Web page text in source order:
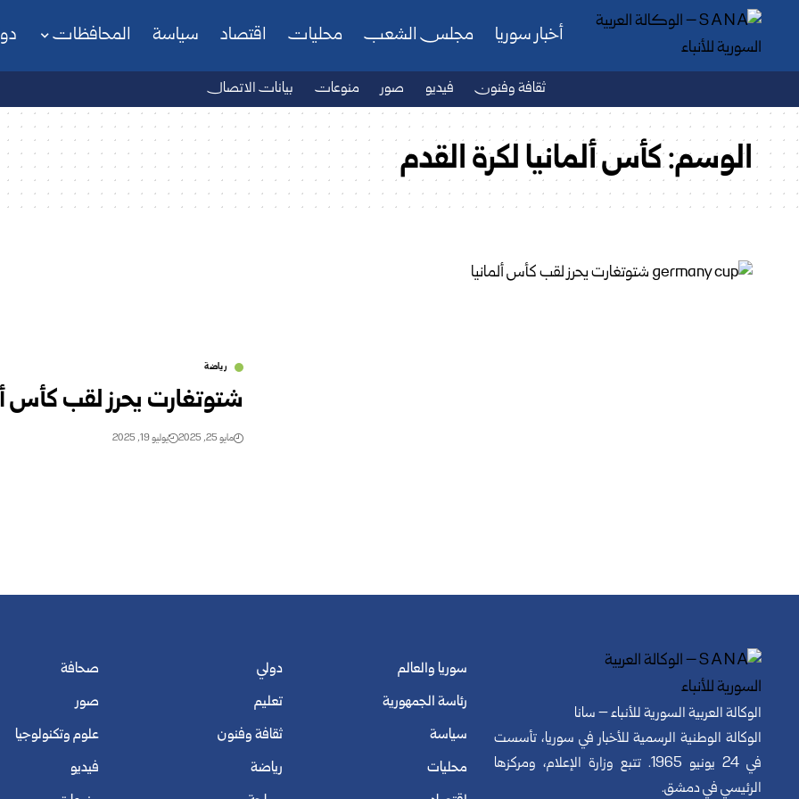
أخبار سوريا مجلس الشعب محليات اقتصاد سياسة المحافظات
ثقافة وفنون فيديو صور منوعات بيانات الاتصال
الوسم:كأس ألمانيا لكرة القدم
رياضة
شتوتغارت يحرز لقب كأس
مايو 25, 2025 يوليو 19, 2025
الوكالة العربية السورية للأنباء – سانا
الوكالة الوطنية الرسمية للأخبار في سوريا، تأسست
في 24 يونيو 1965. تتبع وزارة الإعلام، ومركزها
الرئيسي في دمشق.
سوريا والعالم
رئاسة الجمهورية
سياسة
محليات
دولي
تعليم
ثقافة وفنون
رياضة
صحافة
صور
علوم وتكنولوجيا
فيديو